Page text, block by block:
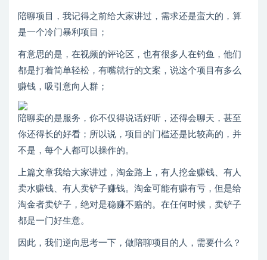
陪聊项目，我记得之前给大家讲过，需求还是蛮大的，算
是一个冷门暴利项目；
有意思的是，在视频的评论区，也有很多人在钓鱼，他们
都是打着简单轻松，有嘴就行的文案，说这个项目有多么
赚钱，吸引意向人群；
陪聊卖的是服务，你不仅得说话好听，还得会聊天，甚至
你还得长的好看；所以说，项目的门槛还是比较高的，并
不是，每个人都可以操作的。
上篇文章我给大家讲过，淘金路上，有人挖金赚钱、有人
卖水赚钱、有人卖铲子赚钱。淘金可能有赚有亏，但是给
淘金者卖铲子，绝对是稳赚不赔的。在任何时候，卖铲子
都是一门好生意。
因此，我们逆向思考一下，做陪聊项目的人，需要什么？